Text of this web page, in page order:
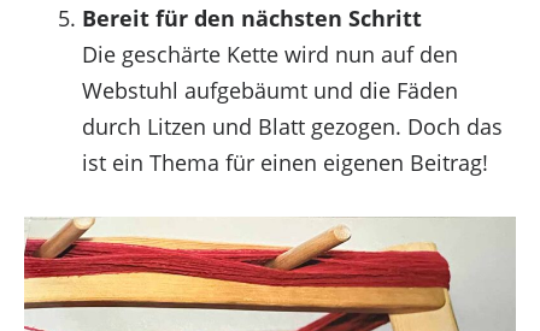
Bereit für den nächsten Schritt
Die geschärte Kette wird nun auf den
Webstuhl aufgebäumt und die Fäden
durch Litzen und Blatt gezogen. Doch das
ist ein Thema für einen eigenen Beitrag!